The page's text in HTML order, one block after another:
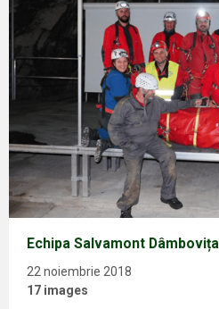
Echipa Salvamont Dâmbovița
22 noiembrie 2018
17 images